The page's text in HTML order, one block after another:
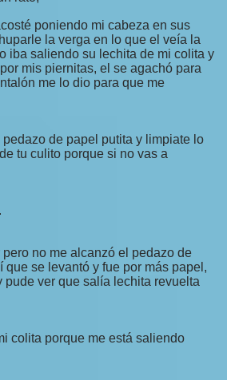
poniendo mi cabeza en sus
la verga en lo que el veía la
iba saliendo su lechita de mi colita y
mis piernitas, el se agachó para
me lo dio para que me
de papel putita y limpiate lo
tu culito porque si no vas a
no me alcanzó el pedazo de
que se levantó y fue por más papel,
pude ver que salía lechita revuelta
colita porque me está saliendo